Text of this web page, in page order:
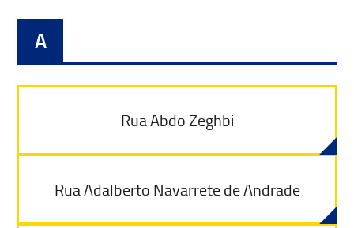
A
Rua Abdo Zeghbi
Rua Adalberto Navarrete de Andrade